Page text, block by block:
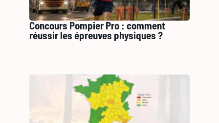
Concours Pompier Pro : comment
réussir les épreuves physiques ?